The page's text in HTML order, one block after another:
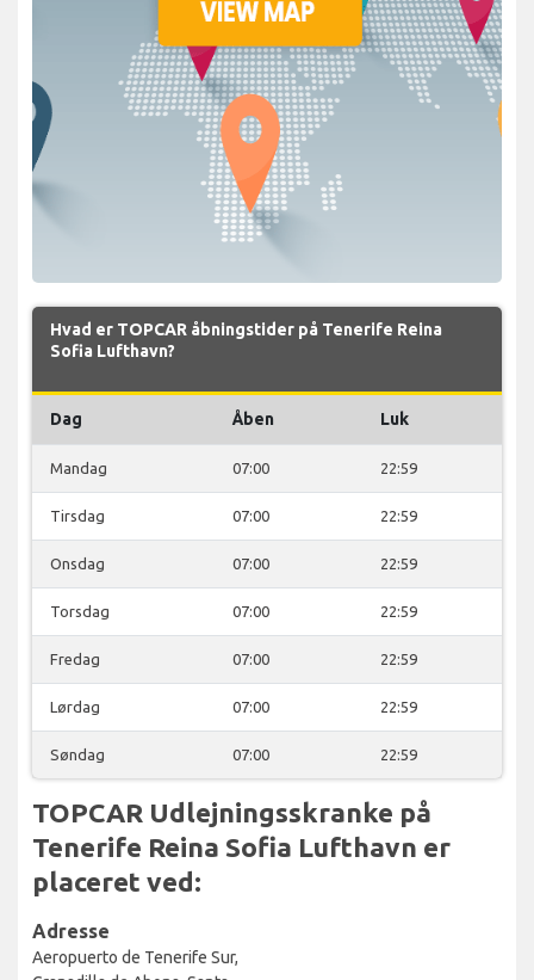
Hvad er TOPCAR åbningstider på Tenerife Reina
Sofia Lufthavn?
Dag Åben Luk
Mandag 07:00 22:59
Tirsdag 07:00 22:59
Onsdag 07:00 22:59
Torsdag 07:00 22:59
Fredag 07:00 22:59
Lørdag 07:00 22:59
Søndag 07:00 22:59
TOPCAR Udlejningsskranke på
Tenerife Reina Sofia Lufthavn er
placeret ved:
Adresse
Aeropuerto de Tenerife Sur,